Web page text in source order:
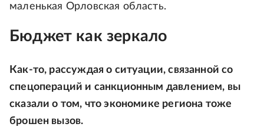
маленькая Орловская область.
Бюджет как зеркало
Как-то, рассуждая о ситуации, связанной со
спецопераций и санкционным давлением, вы
сказали о том, что экономике региона тоже
брошен вызов.